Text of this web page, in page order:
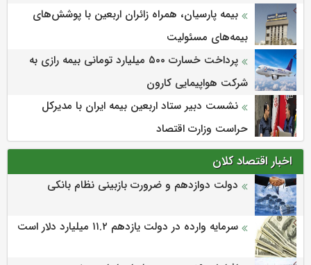
بیمه پارسیان، همراه زائران اربعین با پوشش‌های
بیمه‌های مسئولیت
پرداخت خسارت ۵۰۰ میلیارد تومانی بیمه رازی به
شرکت هواپیمایی کارون
نشست دبیر ستاد اربعین بیمه ایران با مدیرکل
حراست وزارت اقتصاد
اخبار اقتصاد کلان
دولت دوازدهم و ضرورت بازبینی نظام بانکی
سرمایه وارده در دولت یازدهم ۱۱.۲ میلیارد دلار است